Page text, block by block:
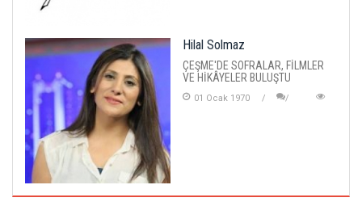
Hilal Solmaz
ÇEŞME'DE SOFRALAR, FİLMLER
VE HİKÂYELER BULUŞTU
01 Ocak 1970